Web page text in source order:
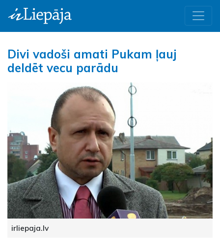
Divi vadoši amati Pukam ļauj
deldēt vecu parādu
irliepaja.lv